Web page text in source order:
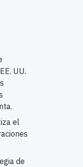
UU.
el
de